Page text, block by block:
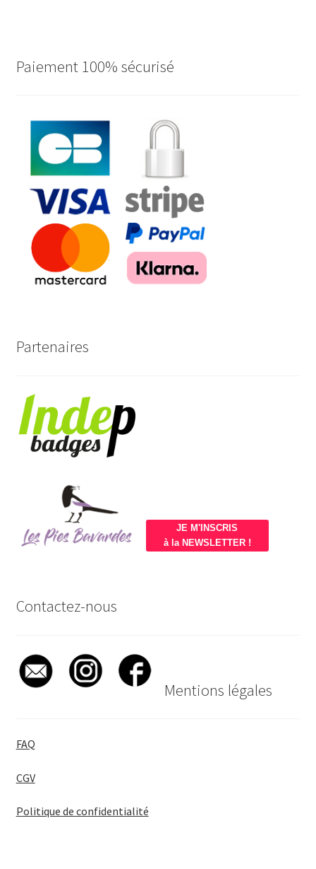
Paiement 100% sécurisé
Partenaires
JE M'INSCRIS
à la NEWSLETTER !
Contactez-nous
Mentions légales
FAQ
CGV
Politique de confidentialité